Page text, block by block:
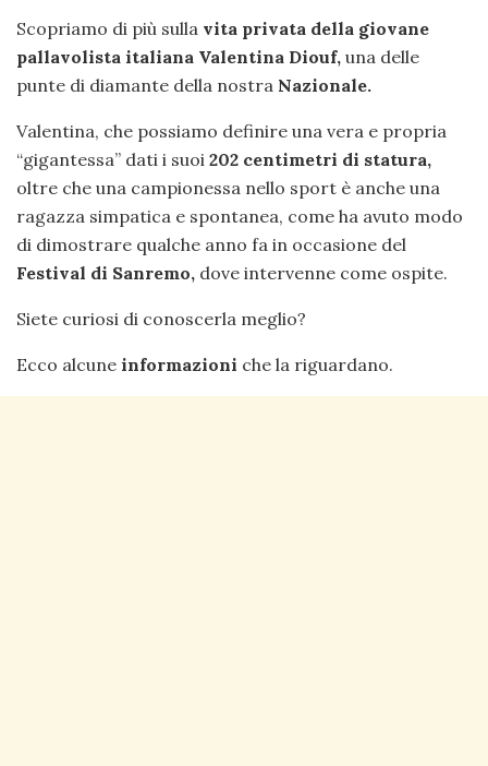
Scopriamo di più sulla vita privata della giovane
pallavolista italiana Valentina Diouf, una delle
punte di diamante della nostra Nazionale.
Valentina, che possiamo definire una vera e propria
“gigantessa” dati i suoi 202 centimetri di statura,
oltre che una campionessa nello sport è anche una
ragazza simpatica e spontanea, come ha avuto modo
di dimostrare qualche anno fa in occasione del
Festival di Sanremo, dove intervenne come ospite.
Siete curiosi di conoscerla meglio?
Ecco alcune informazioni che la riguardano.